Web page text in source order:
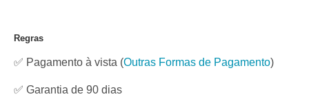
Regras
✅ Pagamento à vista (Outras Formas de Pagamento)
✅ Garantia de 90 dias